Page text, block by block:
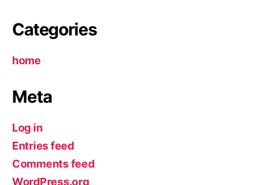
Categories
home
Meta
Log in
Entries feed
Comments feed
WordPress.org